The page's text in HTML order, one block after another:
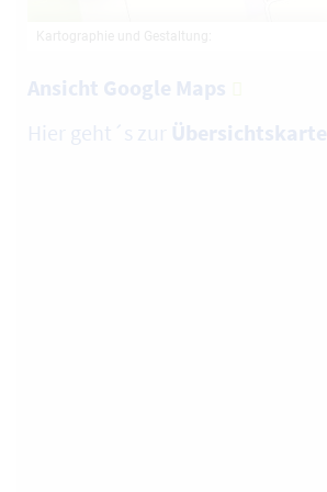
Ansicht Google Maps
Hier geht´s zur Übersichtskarte